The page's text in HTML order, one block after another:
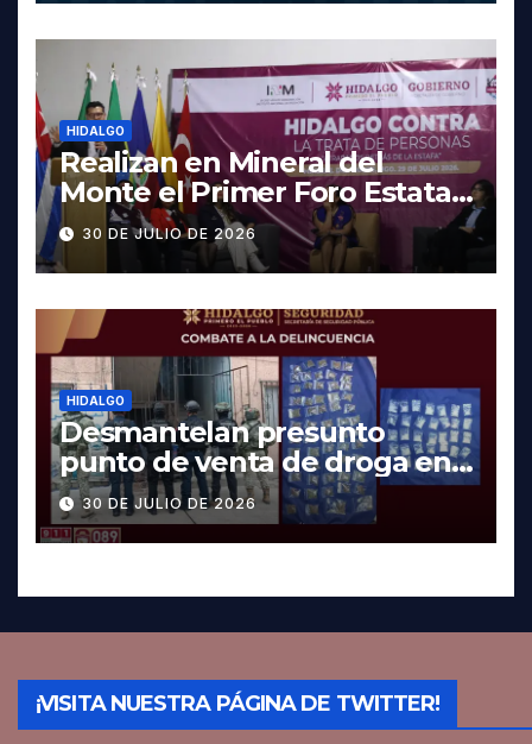
HIDALGO
Realizan en Mineral del
Monte el Primer Foro Estatal
contra la Trata de Personas
30 DE JULIO DE 2026
HIDALGO
Desmantelan presunto
punto de venta de droga en
Pachuca; hay dos detenidos
30 DE JULIO DE 2026
¡VISITA NUESTRA PÁGINA DE TWITTER!